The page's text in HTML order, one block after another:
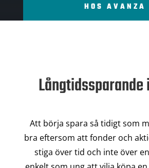
HOS AVANZA
Att börja spara så tidigt som
bra eftersom att fonder och
stiga över tid och inte över